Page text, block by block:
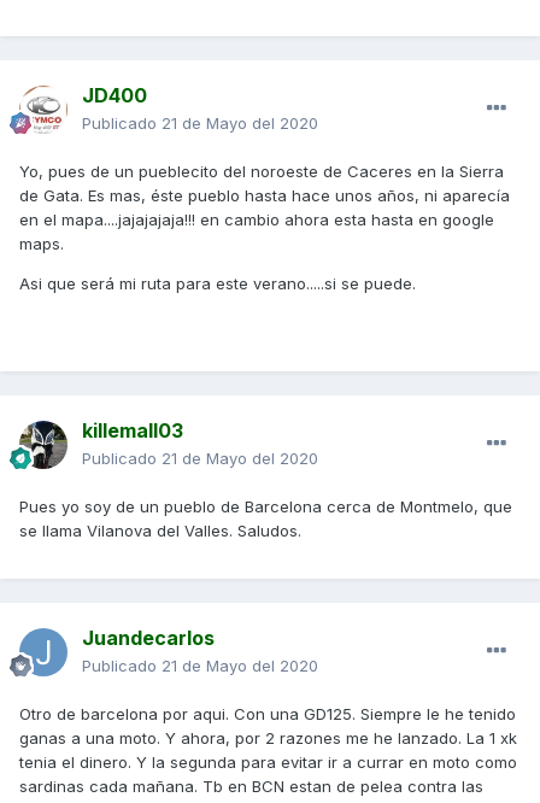
JD400
Publicado 21 de Mayo del 2020
Yo, pues de un pueblecito del noroeste de Caceres en la Sierra
de Gata. Es mas, éste pueblo hasta hace unos años, ni aparecía
en el mapa....jajajajaja!!! en cambio ahora esta hasta en google
maps.
Asi que será mi ruta para este verano.....si se puede.
killemall03
Publicado 21 de Mayo del 2020
Pues yo soy de un pueblo de Barcelona cerca de Montmelo, que
se llama Vilanova del Valles. Saludos.
Juandecarlos
Publicado 21 de Mayo del 2020
Otro de barcelona por aqui. Con una GD125. Siempre le he tenido
ganas a una moto. Y ahora, por 2 razones me he lanzado. La 1 xk
tenia el dinero. Y la segunda para evitar ir a currar en moto como
sardinas cada mañana. Tb en BCN estan de pelea contra las